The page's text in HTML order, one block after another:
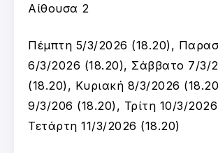
Αίθουσα 2
Πέμπτη 5/3/2026 (18.20),
6/3/2026 (18.20), Σάββατο 7/3/
(18.20), Κυριακή 8/3/2026
9/3/206 (18.20), Τρίτη 10/3/
Τετάρτη 11/3/2026 (18.20)